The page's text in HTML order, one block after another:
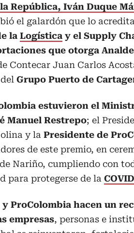
República, Iván Duque
el galardón que lo
la Logística y el Supply
que otorga
Contecar Juan Carlos
Grupo Puerto de
estuvieron el
Manuel Restrepo; el
y la Presidente de
de este premio, en
Nariño, cumpliendo con
para protegerse de la
ProColombia hacen un
empresas, personas e